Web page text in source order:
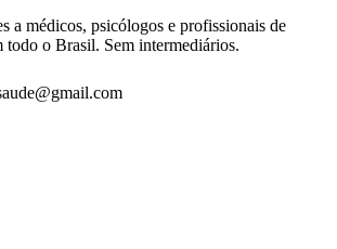
a médicos, psicólogos e profissionais de
todo o Brasil. Sem intermediários.